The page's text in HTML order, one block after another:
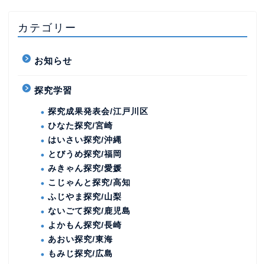
カテゴリー
お知らせ
探究学習
探究成果発表会/江戸川区
ひなた探究/宮崎
はいさい探究/沖縄
とびうめ探究/福岡
みきゃん探究/愛媛
こじゃんと探究/高知
ふじやま探究/山梨
ないごて探究/鹿児島
よかもん探究/長崎
あおい探究/東海
もみじ探究/広島